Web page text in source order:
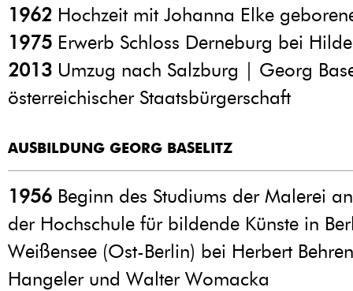
1962 Hochzeit mit Johanna Elke
1975 Erwerb Schloss Derneburg bei
2013 Umzug nach Salzburg | Georg
österreichischer Staatsbürgerschaft
AUSBILDUNG GEORG BASELITZ
1956 Beginn des Studiums der Malerei an
der Hochschule für bildende Künste in
Weißensee (Ost-Berlin) bei Herbert
Hangeler und Walter Womacka